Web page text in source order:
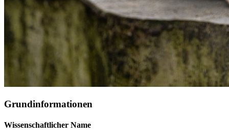
Grundinformationen
Wissenschaftlicher Name